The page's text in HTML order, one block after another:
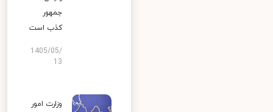
جمهور
کذب است
1405/05/
13
وزارت امور